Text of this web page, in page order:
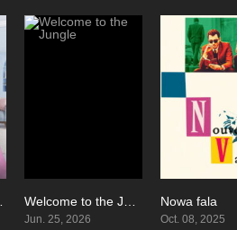
4.6
Welcome to the Jungle
Jun. 25, 2026
Nowa fala
Oct. 08, 2025